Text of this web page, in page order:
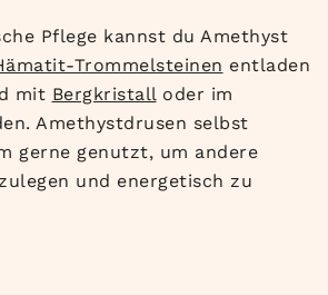
Pflege kannst du Amethyst
Trommelsteinen entladen
mit Bergkristalloder im
Amethystdrusen selbst
gerne genutzt, um andere
und energetisch zu